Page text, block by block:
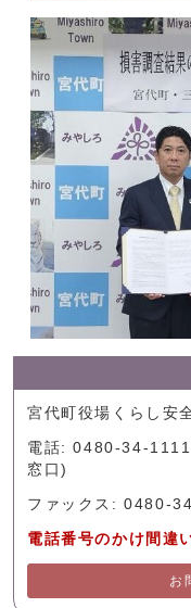
宮代町役場くらし安
電話: 0480-34-
窓口)
ファックス: 0480-
電話番号のかけ間違
お